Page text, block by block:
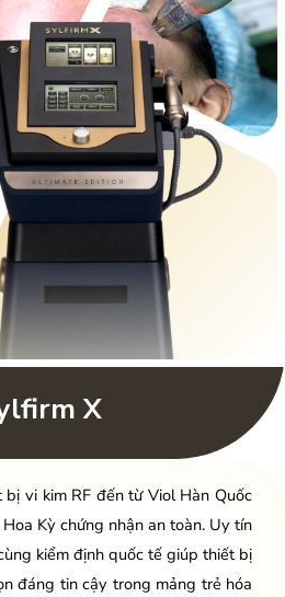
X
vi kim RF đến từ Viol Hàn Quốc
Kỳ chứng nhận an toàn. Uy tín
kiểm định quốc tế giúp thiết bị
đáng tin cậy trong mảng trẻ hóa